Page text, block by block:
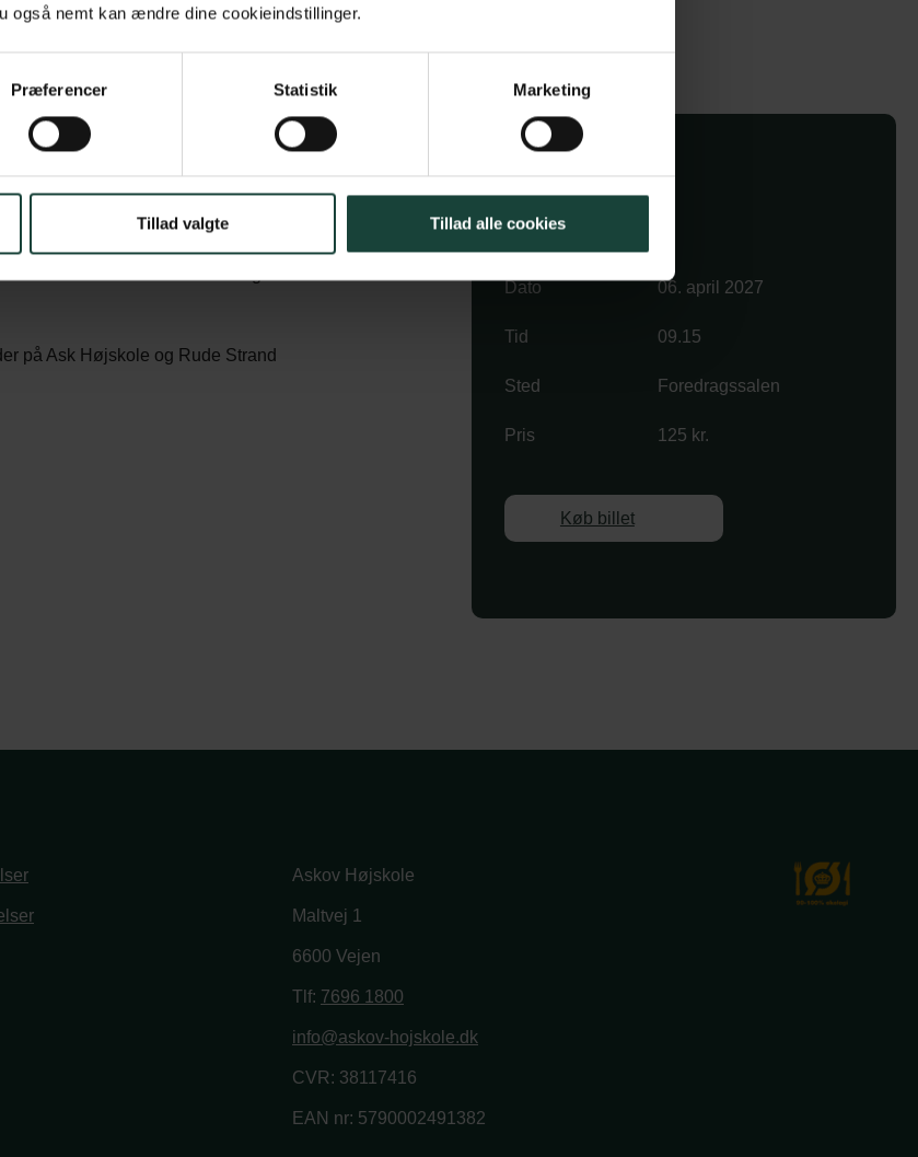
også nemt kan ændre dine cookieindstillinger.
Præferencer Statistik Marketing
Tillad valgte Tillad alle cookies
Tage Skou-Hansens eget liv satte de sidste
erfaringer bl.a. fra modstandskampen. I sine
sin egen historie og den store samtidshistorie.
fra besættelsestiden og frem til år 2000
på Ask Højskole og Rude Strand
Køb billet
Dato 06. april 2027
Tid 09.15
Sted Foredragssalen
Pris 125 kr.
Køb billet
Askov Højskole
Maltvej 1
6600 Vejen
Tlf: 7696 1800
info@askov-hojskole.dk
CVR: 38117416
EAN nr: 5790002491382